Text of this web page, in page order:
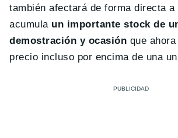
también afectará de forma directa a
acumulaun importante stock de
demostración y ocasión que
precio incluso por encima de una